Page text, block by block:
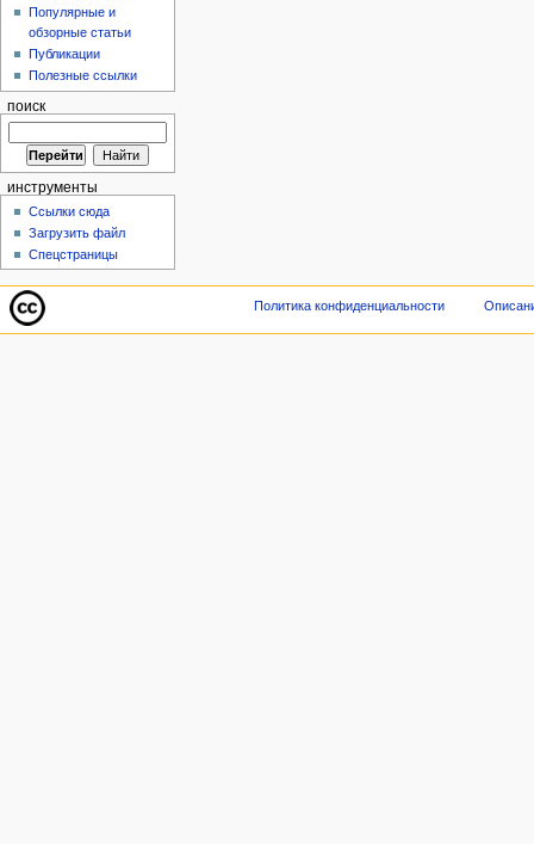
Популярные и
обзорные статьи
Публикации
Полезные ссылки
поиск
инструменты
Ссылки сюда
Загрузить файл
Спецстраницы
Политика конфиденциальности